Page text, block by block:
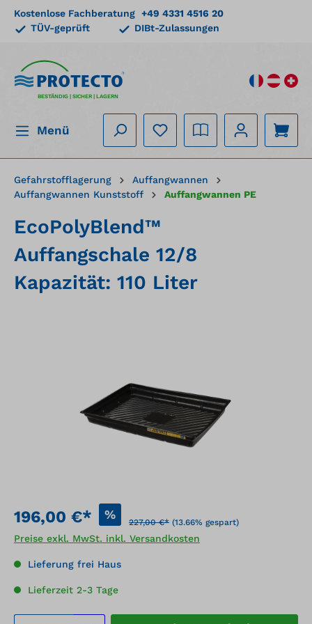
springen
Kostenlose Fachberatung +49 4331 4516 20
TÜV-geprüft
DIBt-Zulassungen
BESTÄNDIG | SICHER | LAGERN
Menü
Gefahrstofflagerung
Auffangwannen
Auffangwannen Kunststoff
Auffangwannen PE
EcoPolyBlend™
Auffangschale 12/8
Kapazität: 110 Liter
196,00 €* %
227,00 €* (13.66% gespart)
Preise exkl. MwSt. inkl. Versandkosten
Lieferung frei Haus
Lieferzeit 2-3 Tage